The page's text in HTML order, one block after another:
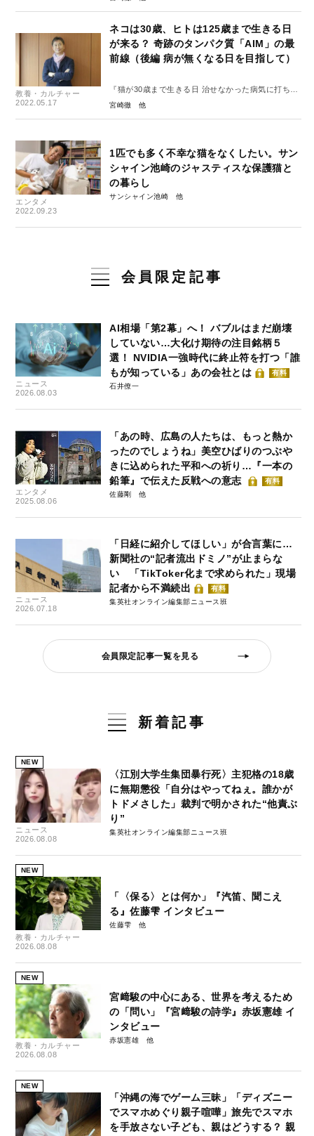
教養・カルチャー
2022.05.17
ネコは30歳、ヒトは125歳まで生きる日
が来る？ 奇跡のタンパク質「AIM」の最
前線（後編 病が無くなる日を目指して）
『猫が30歳まで生きる日 治せなかった病気に打ち克
つタンパク質「AIM」の発見』
宮崎徹
エンタメ
2022.09.23
1匹でも多く不幸な猫をなくしたい。サン
シャイン池崎のジャスティスな保護猫と
の暮らし
サンシャイン池崎
会員限定記事
ニュース
2026.08.03
AI相場「第2幕」へ！ バブルはまだ崩壊
していない…大化け期待の注目銘柄５
選！ NVIDIA一強時代に終止符を打つ「誰
もが知っている」あの会社とは
有料
石井僚一
エンタメ
2025.08.06
「あの時、広島の人たちは、もっと熱か
ったのでしょうね」美空ひばりのつぶや
きに込められた平和への祈り…『一本の
鉛筆』で伝えた反戦への意志
有料
佐藤剛
ニュース
2026.07.18
「日経に紹介してほしい」が合言葉に…
新聞社の“記者流出ドミノ”が止まらな
い 「TikToker化まで求められた」現場
記者から不満続出
有料
集英社オンライン編集部ニュース班
会員限定記事一覧を見る
新着記事
NEW
ニュース
2026.08.08
〈江別大学生集団暴行死〉主犯格の18歳
に無期懲役「自分はやってねぇ。誰かが
トドメさした」裁判で明かされた“他責ぶ
り”
集英社オンライン編集部ニュース班
NEW
教養・カルチャー
2026.08.08
「〈保る〉とは何か」『汽笛、聞こえ
る』佐藤雫 インタビュー
佐藤雫
NEW
教養・カルチャー
2026.08.08
宮﨑駿の中心にある、世界を考えるため
の「問い」『宮﨑駿の詩学』赤坂憲雄 イ
ンタビュー
赤坂憲雄
NEW
「沖縄の海でゲーム三昧」「ディズニー
でスマホめぐり親子喧嘩」旅先でスマホ
を手放さない子ども、親はどうする？ 親